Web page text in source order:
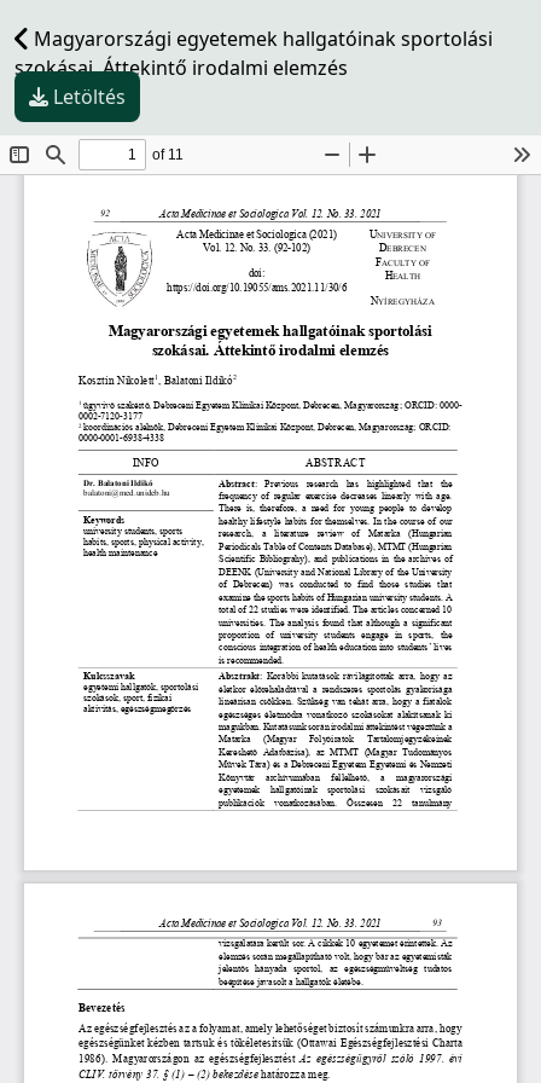
Magyarországi egyetemek hallgatóinak sportolási
szokásai. Áttekintő irodalmi elemzés
Letöltés